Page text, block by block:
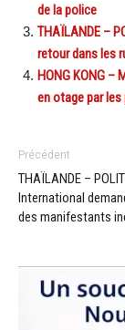
de la police
THAÏLANDE –
retour dans les
HONG KONG –
en otage par
Précédent
THAÏLANDE –
International
des manifestants